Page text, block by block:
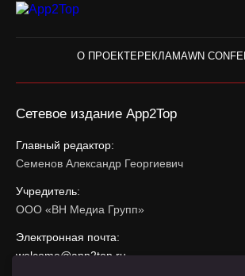
О ПРОЕКТЕРЕКЛАМАWN
Сетевое издание App2Top
Главный редактор:
Семенов Александр Георгиевич
Учредитель:
ООО «ВН Медиа Групп»
Электронная почта:
welcome@app2top.ru